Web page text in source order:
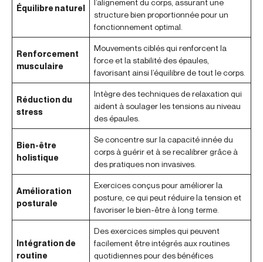
Équilibre naturel
l’alignement du corps, assurant une
structure bien proportionnée pour un
fonctionnement optimal.
Renforcement
musculaire
Mouvements ciblés qui renforcent la
force et la stabilité des épaules,
favorisant ainsi l’équilibre de tout le corps.
Réduction du
stress
Intègre des techniques de relaxation qui
aident à soulager les tensions au niveau
des épaules.
Bien-être
holistique
Se concentre sur la capacité innée du
corps à guérir et à se recalibrer grâce à
des pratiques non invasives.
Amélioration
posturale
Exercices conçus pour améliorer la
posture, ce qui peut réduire la tension et
favoriser le bien-être à long terme.
Intégration de
routine
Des exercices simples qui peuvent
facilement être intégrés aux routines
quotidiennes pour des bénéfices